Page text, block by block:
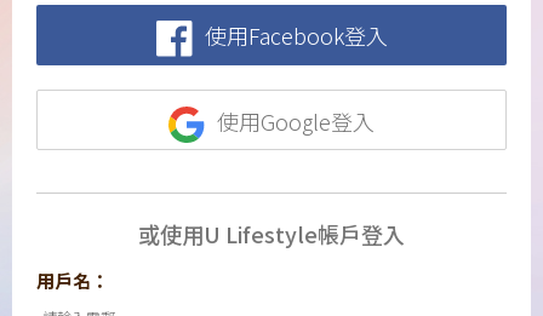
使用Facebook登入
使用Google登入
或使用U Lifestyle帳戶登入
用戶名：